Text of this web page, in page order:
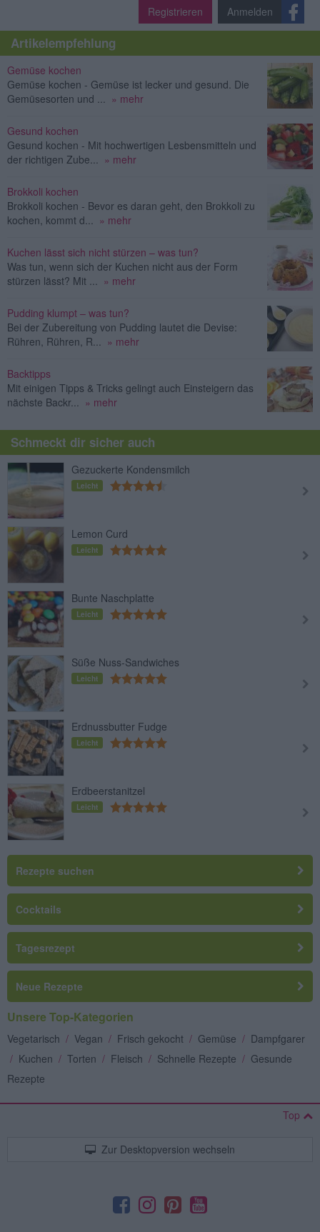
Registrieren Anmelden
Artikelempfehlung
Gemüse kochen
Gemüse kochen - Gemüse ist lecker und gesund. Die
Gemüsesorten und ...
» mehr
Gesund kochen
Gesund kochen - Mit hochwertigen Lesbensmitteln und
der richtigen Zube...
» mehr
Brokkoli kochen
Brokkoli kochen - Bevor es daran geht, den Brokkoli zu
kochen, kommt d...
» mehr
Kuchen lässt sich nicht stürzen – was tun?
Was tun, wenn sich der Kuchen nicht aus der Form
stürzen lässt? Mit ...
» mehr
Pudding klumpt – was tun?
Bei der Zubereitung von Pudding lautet die Devise:
Rühren, Rühren, R...
» mehr
Backtipps
Mit einigen Tipps & Tricks gelingt auch Einsteigern das
nächste Backr...
» mehr
Schmeckt dir sicher auch
Gezuckerte Kondensmilch
Leicht
Lemon Curd
Leicht
Bunte Naschplatte
Leicht
Süße Nuss-Sandwiches
Leicht
Erdnussbutter Fudge
Leicht
Erdbeerstanitzel
Leicht
Rezepte suchen
Cocktails
Tagesrezept
Neue Rezepte
Unsere Top-Kategorien
Vegetarisch / Vegan / Frisch gekocht / Gemüse / Dampfgarer
/ Kuchen / Torten / Fleisch / Schnelle Rezepte / Gesunde
Rezepte
Top
Zur Desktopversion wechseln